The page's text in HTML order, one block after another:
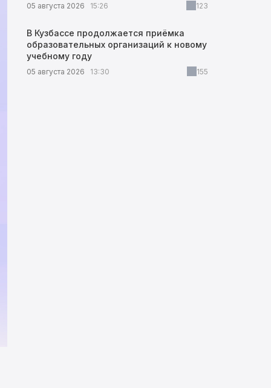
05 августа 2026 15:26 123
В Кузбассе продолжается приёмка
образовательных организаций к новому
учебному году
05 августа 2026 13:30 155